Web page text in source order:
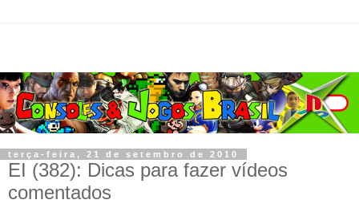
terça-feira, 21 de setembro de 2010
EI (382): Dicas para fazer vídeos
comentados